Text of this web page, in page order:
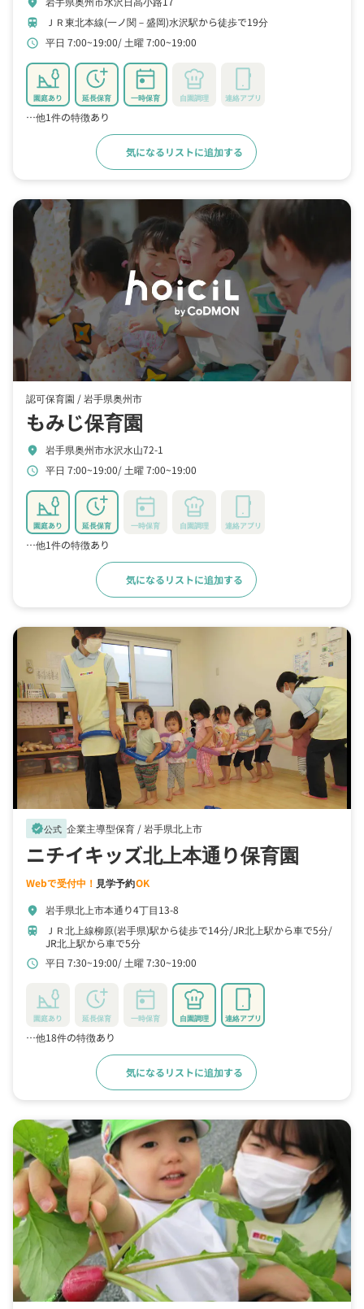
train ＪＲ東北本線(一ノ関－盛岡)水沢駅から徒歩で19分
schedule 平日 7:00~19:00 土曜 7:00~19:00
園庭あり 延長保育 一時保育 自園調理 連絡アプリ
…他1件の特徴あり
気になるリストに追加する
認可保育園 /岩手県奥州市
もみじ保育園
location_on 岩手県奥州市水沢水山72-1
schedule 平日 7:00~19:00 土曜 7:00~19:00
園庭あり 延長保育 一時保育 自園調理 連絡アプリ
…他1件の特徴あり
気になるリストに追加する
verified公式 企業主導型保育 /岩手県北上市
ニチイキッズ北上本通り保育園
Webで受付中！ 見学予約OK
location_on 岩手県北上市本通り4丁目13-8
train ＪＲ北上線柳原(岩手県)駅から徒歩で14分 JR北上駅から車で5分
JR北上駅から車で5分
schedule 平日 7:30~19:00 土曜 7:30~19:00
園庭あり 延長保育 一時保育 自園調理 連絡アプリ
…他18件の特徴あり
気になるリストに追加する